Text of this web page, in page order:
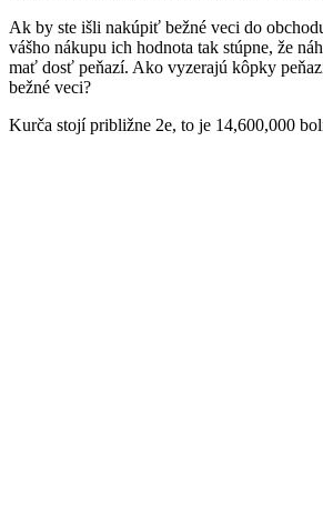
Ak by ste išli nakúpiť bežné veci do
vášho nákupu ich hodnota tak stúpne, že
mať dosť peňazí. Ako vyzerajú kôpky
bežné veci?
Kurča stojí približne 2e, to je 14,600,000